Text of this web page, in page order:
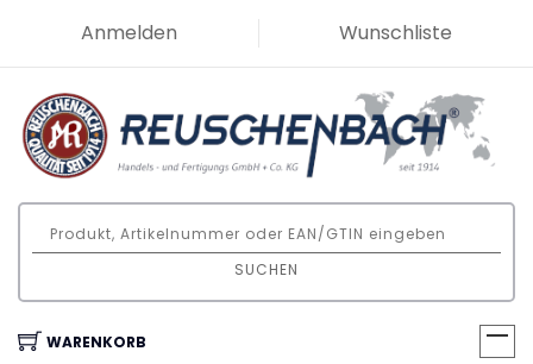
Anmelden Wunschliste
SUCHEN
WARENKORB